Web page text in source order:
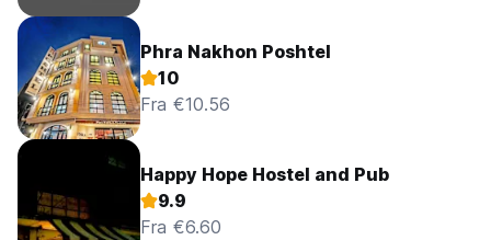
Phra Nakhon Poshtel
10
Fra €10.56
Happy Hope Hostel and Pub
9.9
Fra €6.60